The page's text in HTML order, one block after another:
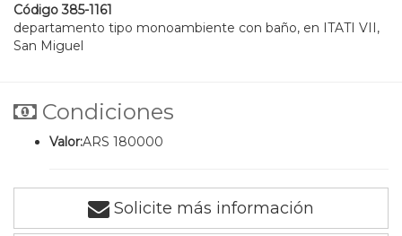
Código 385-1161
departamento tipo monoambiente con baño, en ITATI VII,
San Miguel
Condiciones
Valor:ARS 180000
Solicite más información